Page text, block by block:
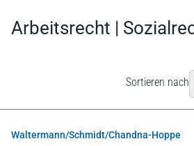
Arbeitsrecht |
Sortieren nach
Waltermann/Schmidt/Chandna-Hoppe